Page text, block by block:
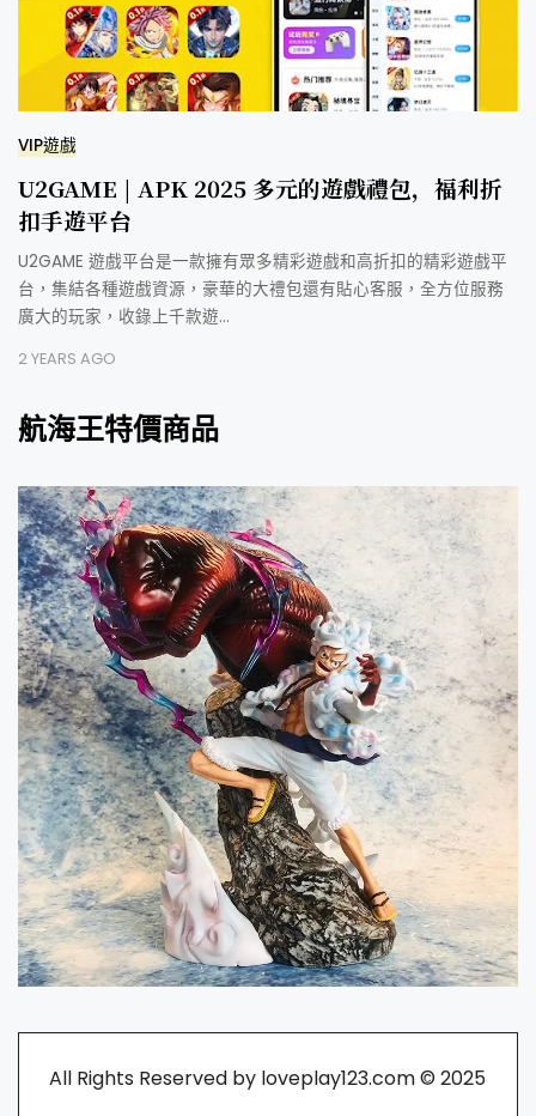
VIP遊戲
U2GAME | APK 2025 多元的遊戲禮包，福利折
扣手遊平台
U2GAME 遊戲平台是一款擁有眾多精彩遊戲和高折扣的精彩遊戲平
台，集結各種遊戲資源，豪華的大禮包還有貼心客服，全方位服務
廣大的玩家，收錄上千款遊…
2 YEARS AGO
航海王特價商品
All Rights Reserved by loveplay123.com © 2025